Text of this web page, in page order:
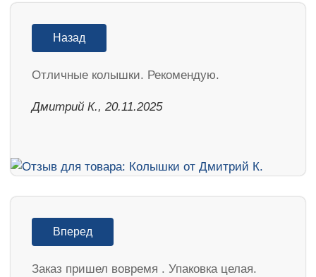
Назад
Отличные колышки. Рекомендую.
Дмитрий К., 20.11.2025
Вперед
Заказ пришел вовремя . Упаковка целая.